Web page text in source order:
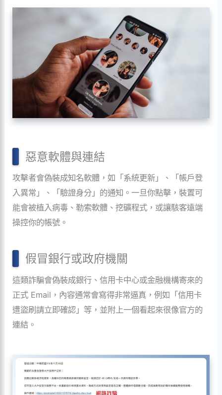
惡意軟體與連結
攻擊者會偽裝成知名軟體，如「系統更新」、「帳戶登
入異常」、「驗證身分」的通知。一旦你點擊，裝置可
能會被植入病毒、勒索軟體、挖礦程式，或讓駭客遠端
操控你的帳號。
假冒銀行或政府機關
這類詐騙會偽裝成銀行、信用卡中心或金融機構寄來的
正式 Email，內容通常會寫得非常逼真，例如「信用卡
遭盜刷請立即確認」等，並附上一個看起來很像官方的
連結。